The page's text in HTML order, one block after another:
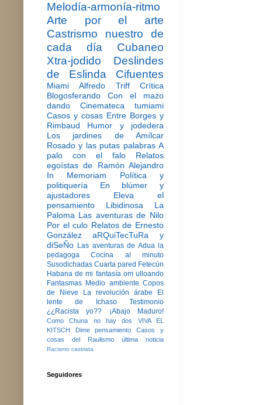
Melodía-armonía-ritmo
Arte por el arte
Castrismo nuestro de
cada día
Cubaneo
Xtra-jodido
Deslindes
de Eslinda Cifuentes
Miami Alfredo Triff
Crítica
Blogosferando
Con el mazo
dando
Cinemateca tumiami
Casos y cosas Entre Borges y
Rimbaud
Humor y jodedera
Los jardines de Amílcar
Rosado y las putas palabras A
palo con el falo
Relatos
egoístas de Ramón Alejandro
In Memoriam
Política y
politiquería
En blúmer y
ajustadores
Eleva el
pensamiento
Libidinosa
La
Paloma Las aventuras de Nilo
Por el culo Relatos de Ernesto
González
aRQuiTecTuRa y
diSeÑo Las aventuras de Adua la
pedagoga
Cocina al minuto
Susodichadas Cuarta pared Fetecún
Habana de mi fantasía om ulloando
Fantasmas Medio ambiente Copos
de Nieve
La revolución árabe
El
lente de Ichaso
Testimonio
¿¿Racista yo??
¡Abajo Maduro!
Como Chuna no hay dos
VIVA EL
KITSCH
Dime pensamiento
Casos y
cosas del Raulismo
última noticia
Racismo castrista
Seguidores